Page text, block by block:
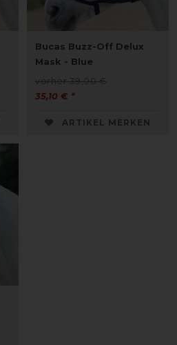
Bucas Buzz-Off Delux
Mask - Blue
vorher 39,00 €
35,10 € *
ARTIKEL MERKEN